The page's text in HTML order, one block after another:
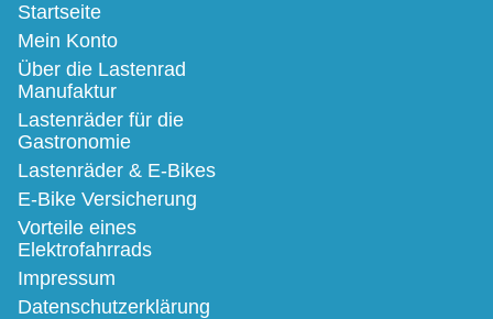
Startseite
Mein Konto
Über die Lastenrad
Manufaktur
Lastenräder für die
Gastronomie
Lastenräder & E-Bikes
E-Bike Versicherung
Vorteile eines
Elektrofahrrads
Impressum
Datenschutzerklärung